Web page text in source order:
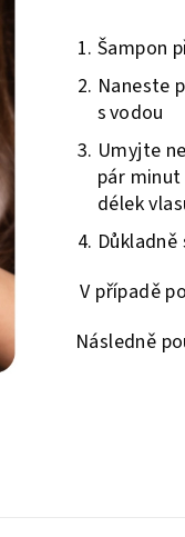
Šampon
Naneste
s vodou
Umyjte
pár
délek
V případě
Následně